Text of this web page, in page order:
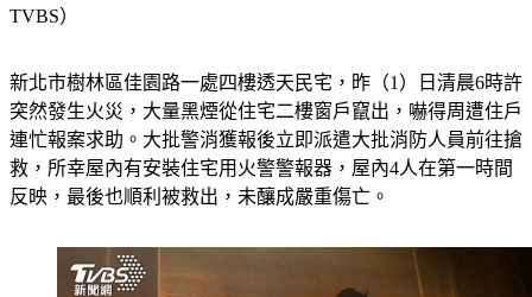
TVBS）
新北市樹林區佳園路一處四樓透天民宅，昨（1）日清晨6時許
突然發生火災，大量黑煙從住宅二樓窗戶竄出，嚇得周遭住戶
連忙報案求助。大批警消獲報後立即派遣大批消防人員前往搶
救，所幸屋內有安裝住宅用火警警報器，屋內4人在第一時間
反映，最後也順利被救出，未釀成嚴重傷亡。